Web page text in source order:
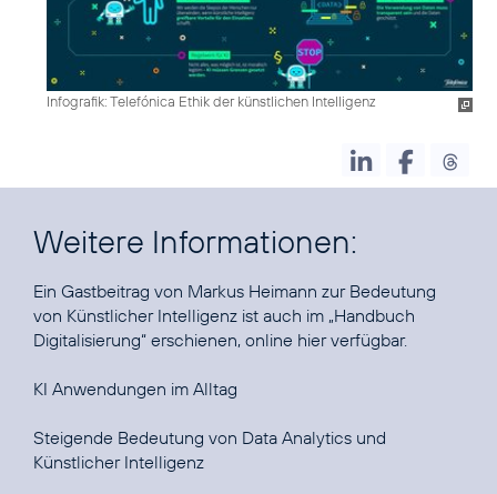
Infografik: Telefónica Ethik der künstlichen Intelligenz
Weitere Informationen:
Ein Gastbeitrag von Markus Heimann zur Bedeutung
von Künstlicher Intelligenz ist auch im „Handbuch
Digitalisierung“ erschienen, online hierverfügbar.
KI Anwendungen im Alltag
Steigende Bedeutung von Data Analytics und
Künstlicher Intelligenz